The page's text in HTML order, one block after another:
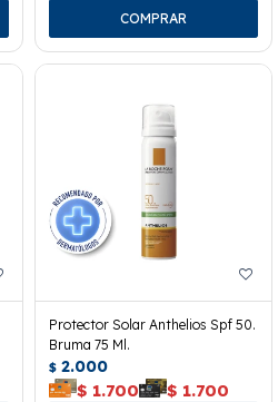
Protector Solar Anthelios Spf 50.
Bruma 75 Ml.
$ 2.000
$ 1.700 $ 1.700